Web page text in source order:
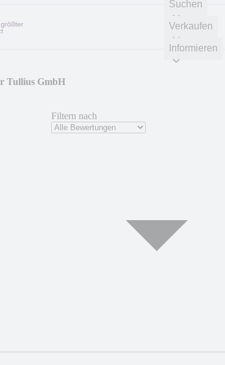
Suchen
Verkaufen
Informieren
Tullius GmbH
Filtern nach